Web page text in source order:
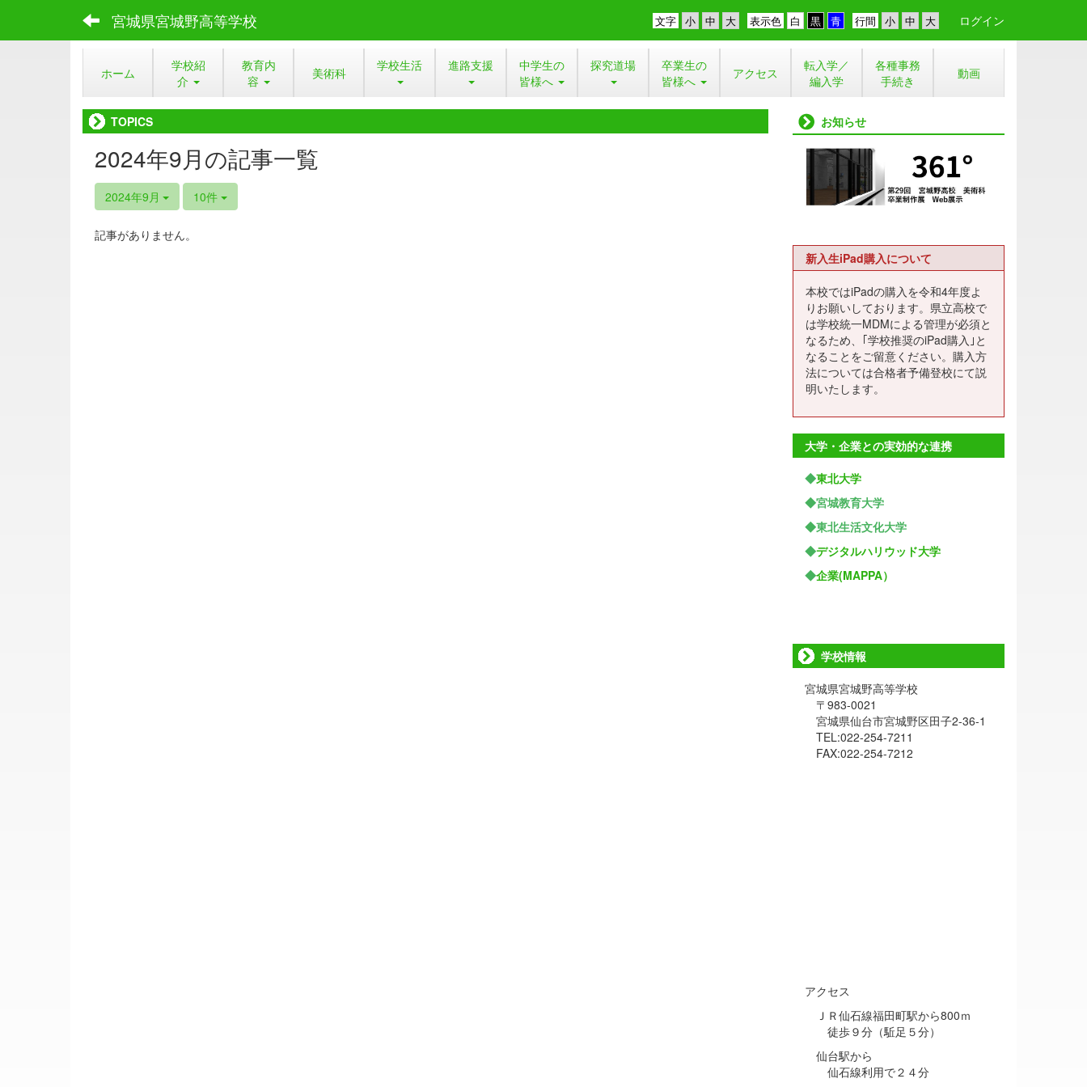
宮城県宮城野高等学校 行間
表示色
文字 ログイン
ホーム
学校紹
介
教育内
容
美術科 学校生活 進路支援
中学生の
皆様へ
探究道場
卒業生の
皆様へ
アクセス
転入学／
編入学
各種事務
手続き
動画
TOPICS
2024年9月の記事一覧
2024年9月 10件
記事がありません。
お知らせ
新入生iPad購入について
本校ではiPadの購入を令和4年度よ
りお願いしております。県立高校で
は学校統一MDMによる管理が必須と
なるため、｢学校推奨のiPad購入｣と
なることをご留意ください。購入方
法については合格者予備登校にて説
明いたします。
大学・企業との実効的な連携
◆東北大学
◆宮城教育大学
◆東北生活文化大学
◆デジタルハリウッド大学
◆企業(MAPPA）
学校情報
宮城県宮城野高等学校
〒983-0021
宮城県仙台市宮城野区田子2-36-1
TEL:022-254-7211
FAX:022-254-7212
アクセス
ＪＲ仙石線福田町駅から800ｍ
徒歩９分（駈足５分）
仙台駅から
仙石線利用で２４分